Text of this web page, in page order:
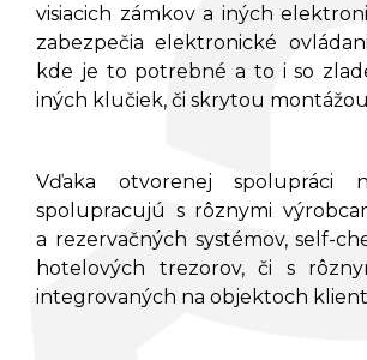
visiacich zámkov a iných
zabezpečia elektronické
kde je to potrebné a to i so
iných klučiek, či skrytou
Vďaka otvorenej spolupráci
spolupracujú s rôznymi
a rezervačných systémov, self-
hotelových trezorov, či s
integrovaných na objektoch